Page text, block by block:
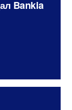
Bankia